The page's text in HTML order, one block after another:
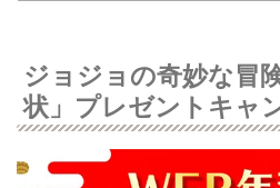
ジョジョの奇妙な冒
状」プレゼントキャ